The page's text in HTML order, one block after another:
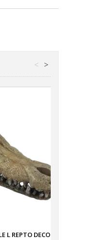
>
<
L REPTO DECO